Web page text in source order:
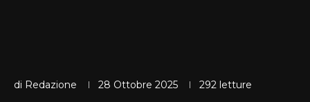
di Redazione 28 Ottobre 2025 292 letture